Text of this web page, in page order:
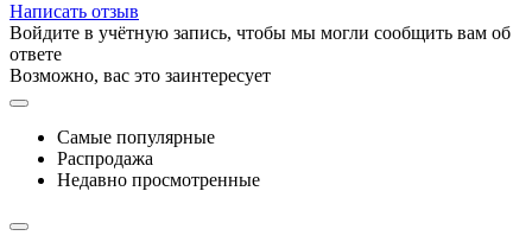
Написать отзыв
Войдите в учётную запись, чтобы мы могли сообщить вам об
ответе
Возможно, вас это заинтересует
Самые популярные
Распродажа
Недавно просмотренные